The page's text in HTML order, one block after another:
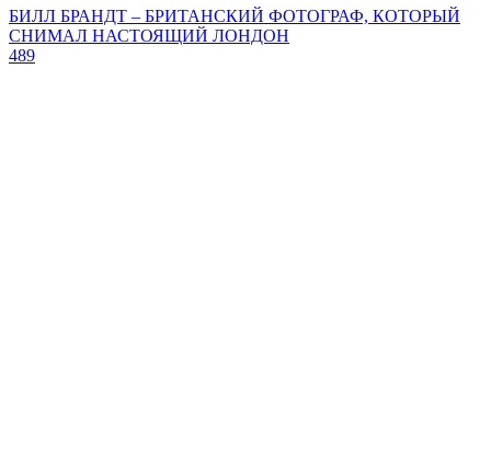
БИЛЛ БРАНДТ – БРИТАНСКИЙ ФОТОГРАФ, КОТОРЫЙ
СНИМАЛ НАСТОЯЩИЙ ЛОНДОН
489